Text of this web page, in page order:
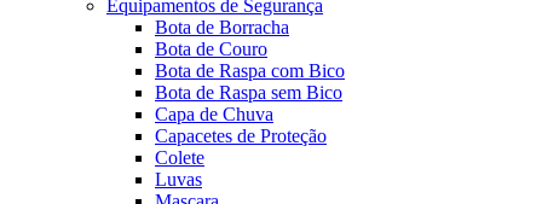
Equipamentos de Segurança
Bota de Borracha
Bota de Couro
Bota de Raspa com Bico
Bota de Raspa sem Bico
Capa de Chuva
Capacetes de Proteção
Colete
Luvas